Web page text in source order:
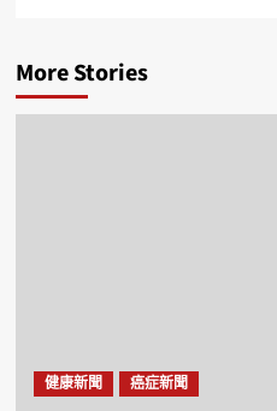
More Stories
健康新聞 癌症新聞